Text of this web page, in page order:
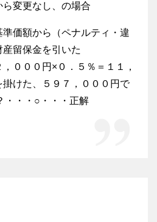
変更なし、の場合
準価額から（ペナルティ・違
留保金を引いた
０００円×０．５％＝１１，
掛けた、５９７，０００円で
・・・○・・・正解